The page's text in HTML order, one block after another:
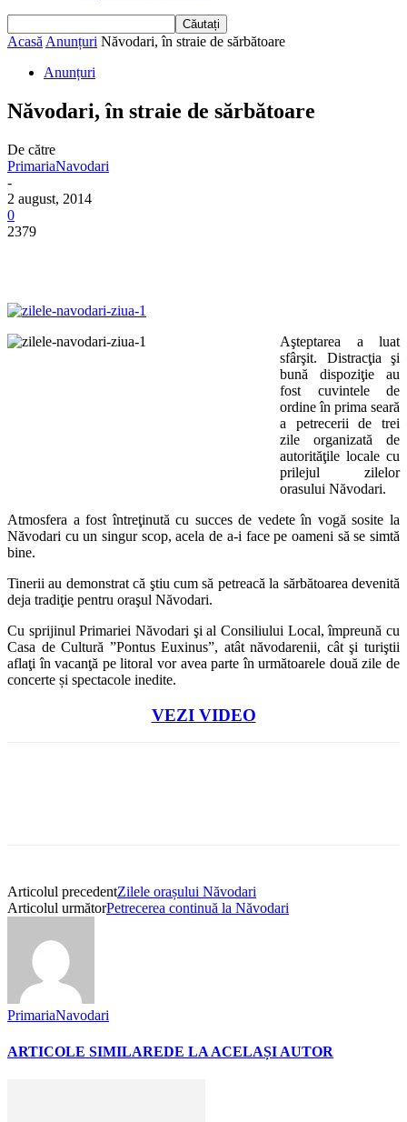
Acasă Anunțuri Năvodari, în straie de sărbătoare
Anunțuri
Năvodari, în straie de sărbătoare
De către
PrimariaNavodari
-
2 august, 2014
0
2379
Aşteptarea a luat
sfârşit. Distracţia şi
bună dispoziţie au
fost cuvintele de
ordine în prima seară
a petrecerii de trei
zile organizată de
autorităţile locale cu
prilejul zilelor
orasului Năvodari.
Atmosfera a fost întreţinută cu succes de vedete în vogă sosite la
Năvodari cu un singur scop, acela de a-i face pe oameni să se simtă
bine.
Tinerii au demonstrat că ştiu cum să petreacă la sărbătoarea devenită
deja tradiţie pentru oraşul Năvodari.
Cu sprijinul Primariei Năvodari şi al Consiliului Local, împreună cu
Casa de Cultură ”Pontus Euxinus”, atât năvodarenii, cât şi turiştii
aflaţi în vacanţă pe litoral vor avea parte în următoarele două zile de
concerte și spectacole inedite.
VEZI VIDEO
Articolul precedentZilele orașului Năvodari
Articolul următorPetrecerea continuă la Năvodari
PrimariaNavodari
ARTICOLE SIMILAREDE LA ACELAȘI AUTOR